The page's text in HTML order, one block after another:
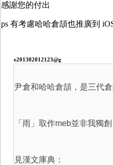
感謝您的付出
ps 有考慮哈哈倉頡也推廣到
e201302012123@g
尹倉和哈哈倉頡，是三代倉
「雨」取作meb並非我獨
見漢文庫典：